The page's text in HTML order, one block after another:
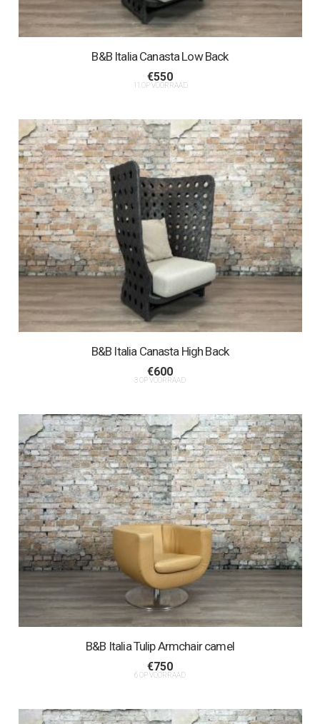
B&B Italia Canasta Low Back
€550
11 OP VOORRAAD
B&B Italia Canasta High Back
€600
3 OP VOORRAAD
B&B Italia Tulip Armchair camel
€750
6 OP VOORRAAD